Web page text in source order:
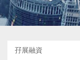
孖展融資